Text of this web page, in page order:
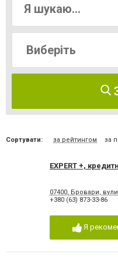
Сортувати: за рейтингом за
EXPERT +,
07400, Бровари,
+380 (63) 873-33-86
Я